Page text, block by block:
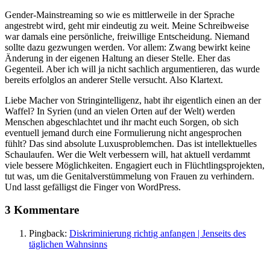
Gender-Mainstreaming so wie es mittlerweile in der Sprache
angestrebt wird, geht mir eindeutig zu weit. Meine Schreibweise
war damals eine persönliche, freiwillige Entscheidung. Niemand
sollte dazu gezwungen werden. Vor allem: Zwang bewirkt keine
Änderung in der eigenen Haltung an dieser Stelle. Eher das
Gegenteil. Aber ich will ja nicht sachlich argumentieren, das wurde
bereits erfolglos an anderer Stelle versucht. Also Klartext.
Liebe Macher von Stringintelligenz, habt ihr eigentlich einen an der
Waffel? In Syrien (und an vielen Orten auf der Welt) werden
Menschen abgeschlachtet und ihr macht euch Sorgen, ob sich
eventuell jemand durch eine Formulierung nicht angesprochen
fühlt? Das sind absolute Luxusproblemchen. Das ist intellektuelles
Schaulaufen. Wer die Welt verbessern will, hat aktuell verdammt
viele bessere Möglichkeiten. Engagiert euch in Flüchtlingsprojekten,
tut was, um die Genitalverstümmelung von Frauen zu verhindern.
Und lasst gefälligst die Finger von WordPress.
3 Kommentare
Pingback: Diskriminierung richtig anfangen | Jenseits des
täglichen Wahnsinns